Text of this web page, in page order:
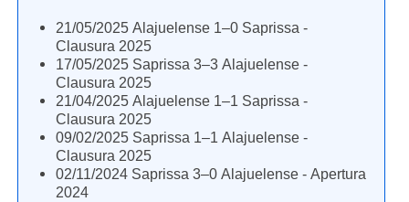
21/05/2025 Alajuelense 1–0 Saprissa -
Clausura 2025
17/05/2025 Saprissa 3–3 Alajuelense -
Clausura 2025
21/04/2025 Alajuelense 1–1 Saprissa -
Clausura 2025
09/02/2025 Saprissa 1–1 Alajuelense -
Clausura 2025
02/11/2024 Saprissa 3–0 Alajuelense - Apertura
2024